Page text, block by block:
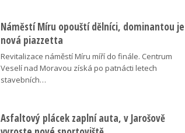
Náměstí Míru opouští dělníci, dominantou je
nová piazzetta
Revitalizace náměstí Míru míří do finále. Centrum
Veselí nad Moravou získá po patnácti letech
stavebních…
Asfaltový plácek zaplní auta, v Jarošově